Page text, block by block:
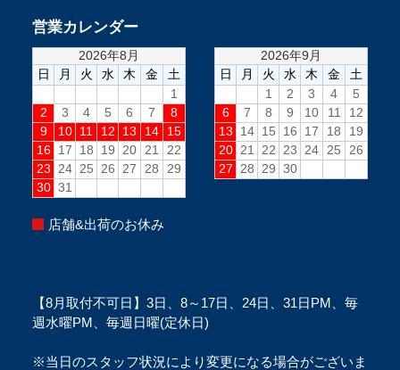
営業カレンダー
店舗&出荷のお休み
【8月取付不可日】3日、8～17日、24日、31日PM、毎
週水曜PM、毎週日曜(定休日)
※当日のスタッフ状況により変更になる場合がございま